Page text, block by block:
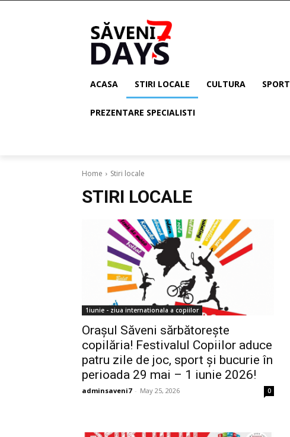
ACASA STIRI LOCALE CULTURA SPORT
PREZENTARE SPECIALISTI
Home Stiri locale
STIRI LOCALE
1iunie - ziua internationala a copiilor
Orașul Săveni sărbătorește
copilăria! Festivalul Copiilor aduce
patru zile de joc, sport și bucurie în
perioada 29 mai – 1 iunie 2026!
adminsaveni7 - May 25, 2026 0